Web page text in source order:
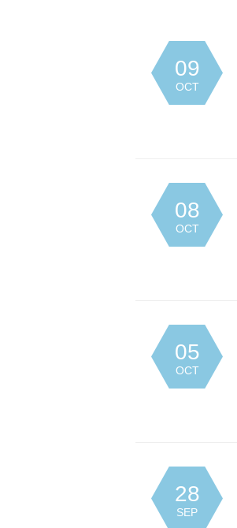
09
OCT
08
OCT
05
OCT
28
SEP